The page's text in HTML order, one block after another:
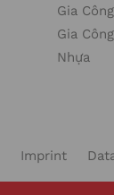
Gia
Gia
Nhựa
Imprint